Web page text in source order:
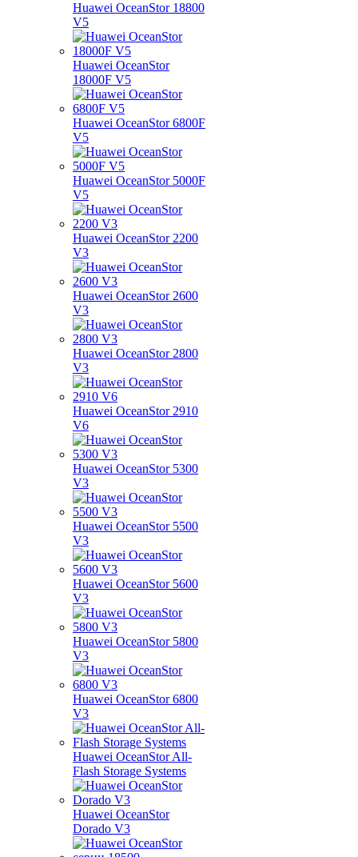
Huawei OceanStor 18800
V5
Huawei OceanStor
18000F V5
Huawei OceanStor 6800F
V5
Huawei OceanStor 5000F
V5
Huawei OceanStor 2200
V3
Huawei OceanStor 2600
V3
Huawei OceanStor 2800
V3
Huawei OceanStor 2910
V6
Huawei OceanStor 5300
V3
Huawei OceanStor 5500
V3
Huawei OceanStor 5600
V3
Huawei OceanStor 5800
V3
Huawei OceanStor 6800
V3
Huawei OceanStor All-
Flash Storage Systems
Huawei OceanStor
Dorado V3